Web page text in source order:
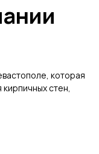
которая
стен,